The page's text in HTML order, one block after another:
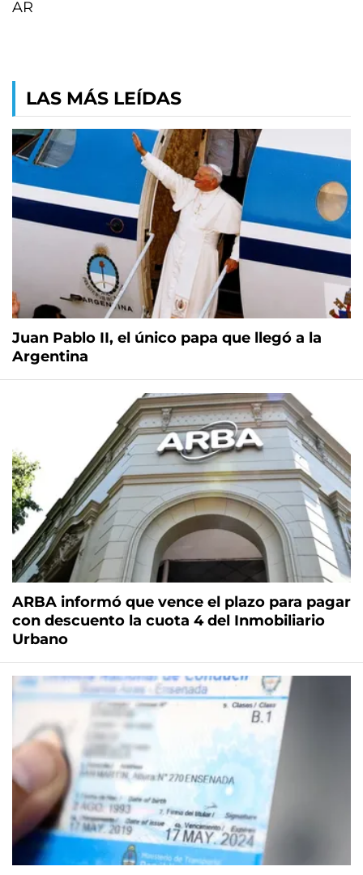
AR
LAS MÁS LEÍDAS
Juan Pablo II, el único papa que llegó a la
Argentina
ARBA informó que vence el plazo para pagar
con descuento la cuota 4 del Inmobiliario
Urbano